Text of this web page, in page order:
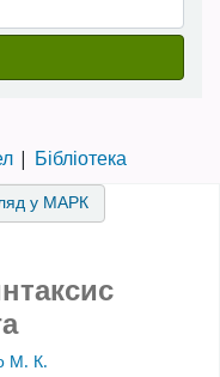
Бібліотека
у МАРК
М. К.